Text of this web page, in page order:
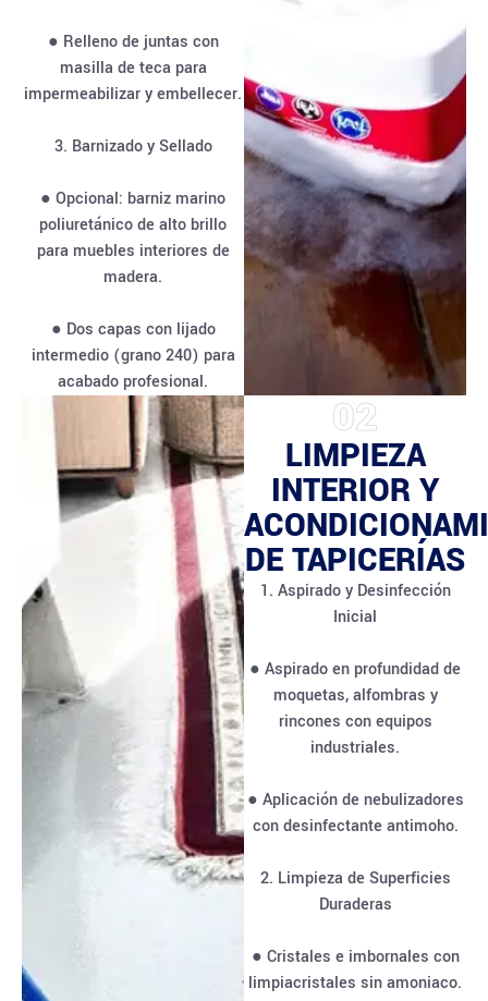
● Relleno de juntas con
masilla de teca para
impermeabilizar y embellecer.
3. Barnizado y Sellado
● Opcional: barniz marino
poliuretánico de alto brillo
para muebles interiores de
madera.
● Dos capas con lijado
intermedio (grano 240) para
acabado profesional.
02
LIMPIEZA
INTERIOR Y
DE TAPICERÍAS
1. Aspirado y Desinfección
Inicial
● Aspirado en profundidad de
moquetas, alfombras y
rincones con equipos
industriales.
● Aplicación de nebulizadores
con desinfectante antimoho.
2. Limpieza de Superficies
Duraderas
● Cristales e imbornales con
limpiacristales sin amoniaco.